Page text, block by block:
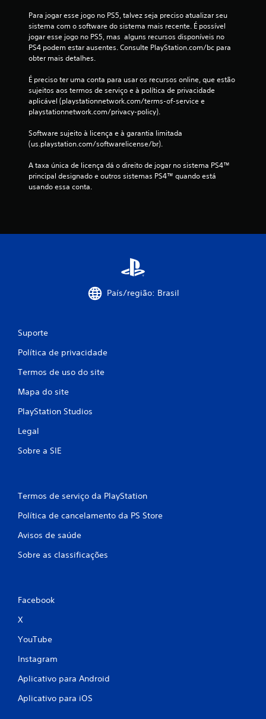
s
Para jogar esse jogo no PS5, talvez seja preciso atualizar seu
sistema com o software do sistema mais recente. É possível
jogar esse jogo no PS5, mas  alguns recursos disponíveis no
PS4 podem estar ausentes. Consulte PlayStation.com/bc para
obter mais detalhes.
É preciso ter uma conta para usar os recursos online, que estão
sujeitos aos termos de serviço e à política de privacidade
aplicável (playstationnetwork.com/terms-of-service e
playstationnetwork.com/privacy-policy).
Software sujeito à licença e à garantia limitada
(us.playstation.com/softwarelicense/br).
A taxa única de licença dá o direito de jogar no sistema PS4™
principal designado e outros sistemas PS4™ quando está
usando essa conta.
País/região: Brasil
Suporte
Política de privacidade
Termos de uso do site
Mapa do site
PlayStation Studios
Legal
Sobre a SIE
Termos de serviço da PlayStation
Política de cancelamento da PS Store
Avisos de saúde
Sobre as classificações
Facebook
X
YouTube
Instagram
Aplicativo para Android
Aplicativo para iOS